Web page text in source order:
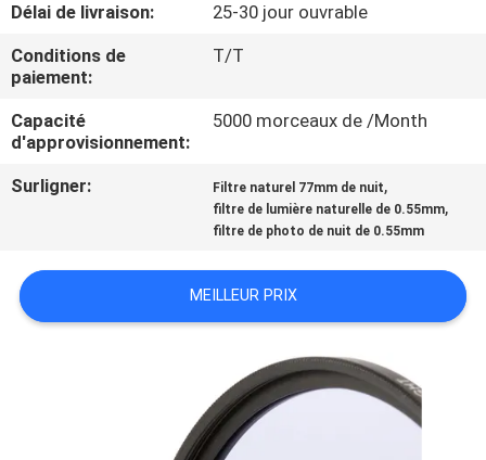
QUALITÉ
CONTACTEZ-
NOUS
DEMANDEZ
CITATION
Délai de livraison:
25-30 jour ouvrable
Conditions de
paiement:
T/T
Capacité
d'approvisionnement:
5000 morceaux de /Month
Surligner: Filtre naturel 77mm de nuit,
filtre de lumière naturelle de 0.55mm,
filtre de photo de nuit de 0.55mm
MEILLEUR PRIX